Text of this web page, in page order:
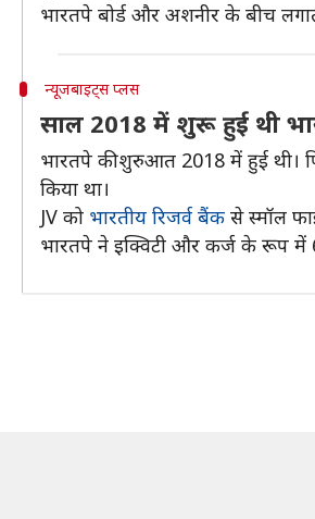
भारतपे बोर्ड और अशनीर के बीच
न्यूजबाइट्स प्लस
साल 2018 में शुरू हुई थी
भारतपे की शुरुआत 2018 में हुई थी।
किया था।
JV को भारतीय रिजर्व बैंक से स्मॉल
भारतपे ने इक्विटी और कर्ज के रूप में